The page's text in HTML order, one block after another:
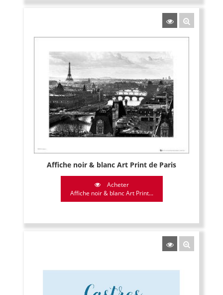
Affiche noir & blanc Art Print de Paris
Acheter
Affiche noir & blanc Art Print...